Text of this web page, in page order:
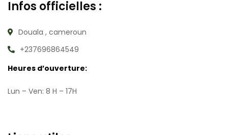
Infos officielles :
Douala , cameroun
+237696864549
Heures d’ouverture:
Lun – Ven: 8 H – 17H